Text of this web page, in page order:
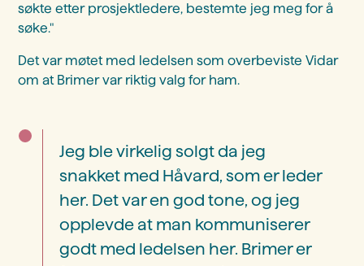
søkte etter prosjektledere, bestemte jeg meg for å
søke."
Det var møtet med ledelsen som overbeviste Vidar
om at Brimer var riktig valg for ham.
Jeg ble virkelig solgt da jeg
snakket med Håvard, som er leder
her. Det var en god tone, og jeg
opplevde at man kommuniserer
godt med ledelsen her. Brimer er